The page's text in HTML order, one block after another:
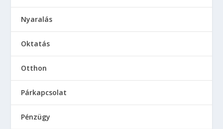
Nyaralás
Oktatás
Otthon
Párkapcsolat
Pénzügy